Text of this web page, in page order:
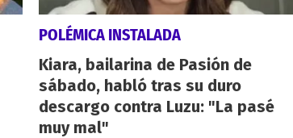
POLÉMICA INSTALADA
Kiara, bailarina de Pasión de
sábado, habló tras su duro
descargo contra Luzu: "La pasé
muy mal"